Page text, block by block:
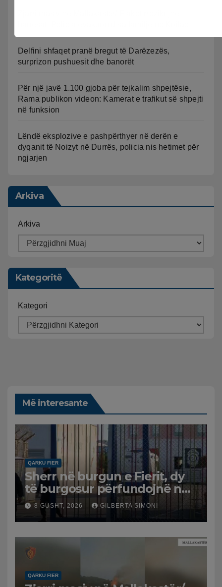
Delfini shfaqet pranë bregut të Darëzezës,
surprizon pushuesit dhe banorët
Për një javë 1.100 gjoba për tejkalim shpejtësie,
Rama publikon videon: Kamerat e trafikut së shpejti
në funksion
Lëndë eksplozive e pashpërthyer në derën e
dyqanit të Noizyt në Durrës, policia nis hetimet për
ngjarjen
Arkiva
Arkiva
Kategoritë
Kategori
Më interesante
QARKU FIER
Sherr në burgun e Fierit, dy
të burgosur përfundojnë në
spital
8 GUSHT, 2026 GILBERTA SIMONI
QARKU FIER